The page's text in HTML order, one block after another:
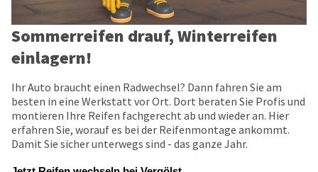
Sommerreifen drauf, Winterreifen
einlagern!
Ihr Auto braucht einen Radwechsel? Dann fahren Sie am
besten in eine Werkstatt vor Ort. Dort beraten Sie Profis und
montieren Ihre Reifen fachgerecht ab und wieder an. Hier
erfahren Sie, worauf es bei der Reifenmontage ankommt.
Damit Sie sicher unterwegs sind - das ganze Jahr.